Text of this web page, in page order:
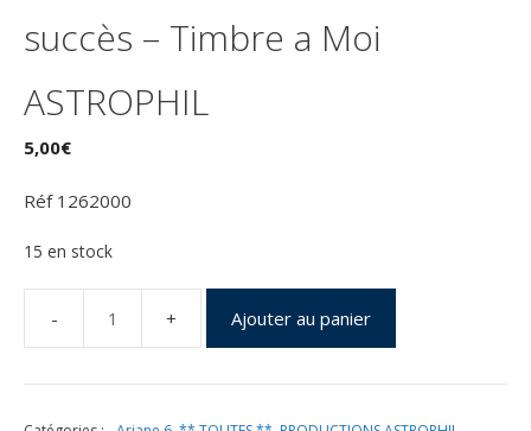
succès – Timbre a Moi
ASTROPHIL
5,00€
Réf 1262000
15 en stock
quantité
de
Lancement
Ajouter au panier